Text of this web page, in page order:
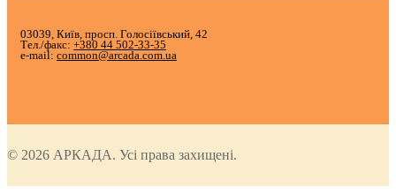
03039, Київ, просп. Голосіївський, 42
Тел./факс: +380 44 502-33-35
e-mail: common@arcada.com.ua
© 2026 АРКАДА. Усі права захищені.